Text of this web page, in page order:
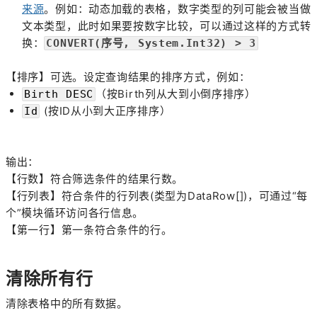
来源。例如：动态加载的表格，数字类型的列可能会被当做
文本类型，此时如果要按数字比较，可以通过这样的方式转
换：
CONVERT(序号, System.Int32) > 3
【排序】可选。设定查询结果的排序方式，例如：
Birth DESC （按Birth列从大到小倒序排序）
Id (按ID从小到大正序排序）
输出：
【行数】符合筛选条件的结果行数。
【行列表】符合条件的行列表(类型为DataRow[])，可通过“每
个”模块循环访问各行信息。
【第一行】第一条符合条件的行。
清除所有行
清除表格中的所有数据。